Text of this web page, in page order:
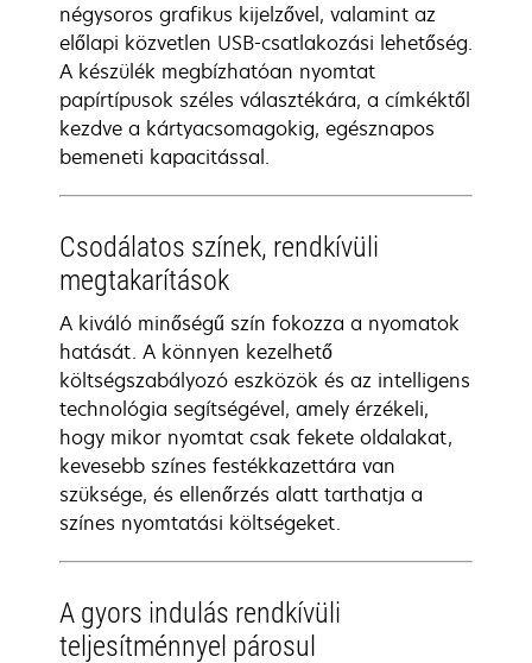
négysoros grafikus kijelzővel, valamint az
előlapi közvetlen USB-csatlakozási lehetőség.
A készülék megbízhatóan nyomtat
papírtípusok széles választékára, a címkéktől
kezdve a kártyacsomagokig, egésznapos
bemeneti kapacitással.
Csodálatos színek, rendkívüli
megtakarítások
A kiváló minőségű szín fokozza a nyomatok
hatását. A könnyen kezelhető
költségszabályozó eszközök és az intelligens
technológia segítségével, amely érzékeli,
hogy mikor nyomtat csak fekete oldalakat,
kevesebb színes festékkazettára van
szüksége, és ellenőrzés alatt tarthatja a
színes nyomtatási költségeket.
A gyors indulás rendkívüli
teljesítménnyel párosul